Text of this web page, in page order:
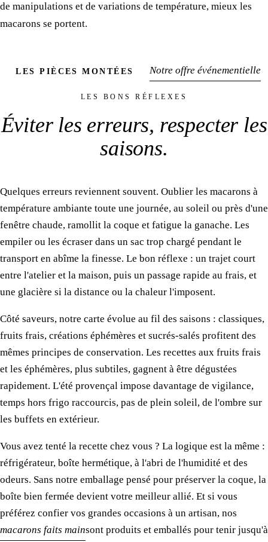
de manipulations et de variations de température, mieux les
macarons se portent.
LES PIÈCES MONTÉES Notre offre événementielle
LES BONS RÉFLEXES
Éviter les erreurs, respecter les
saisons.
Quelques erreurs reviennent souvent. Oublier les macarons à
température ambiante toute une journée, au soleil ou près d'une
fenêtre chaude, ramollit la coque et fatigue la ganache. Les
empiler ou les écraser dans un sac trop chargé pendant le
transport en abîme la finesse. Le bon réflexe : un trajet court
entre l'atelier et la maison, puis un passage rapide au frais, et
une glacière si la distance ou la chaleur l'imposent.
Côté saveurs, notre carte évolue au fil des saisons : classiques,
fruits frais, créations éphémères et sucrés-salés profitent des
mêmes principes de conservation. Les recettes aux fruits frais
et les éphémères, plus subtiles, gagnent à être dégustées
rapidement. L'été provençal impose davantage de vigilance,
temps hors frigo raccourcis, pas de plein soleil, de l'ombre sur
les buffets en extérieur.
Vous avez tenté la recette chez vous ? La logique est la même :
réfrigérateur, boîte hermétique, à l'abri de l'humidité et des
odeurs. Sans notre emballage pensé pour préserver la coque, la
boîte bien fermée devient votre meilleur allié. Et si vous
préférez confier vos grandes occasions à un artisan, nos
macarons faits mainsont produits et emballés pour tenir jusqu'à